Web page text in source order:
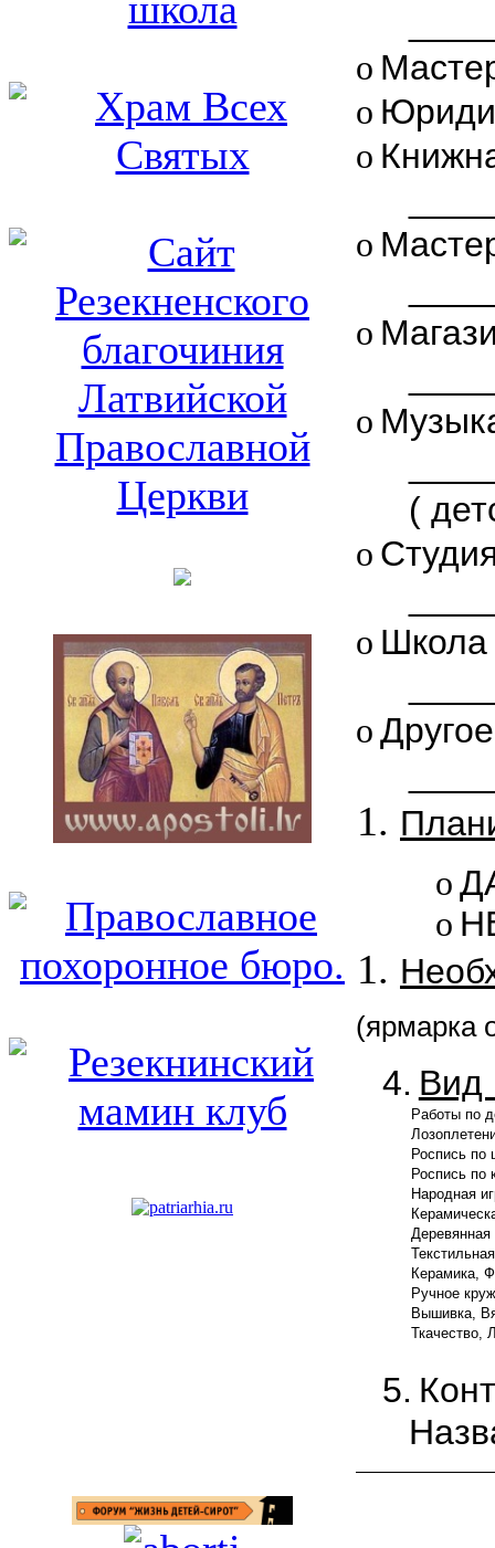
o
o
o
o
o
o
(
o
o Школа
oДругое
o
o
(ярмарка
4. Вид
Работы по
Роспись по
Роспись по
Народная
Деревянная
Керамика,
Ручное
Вышивка,
Ткачество,
5.